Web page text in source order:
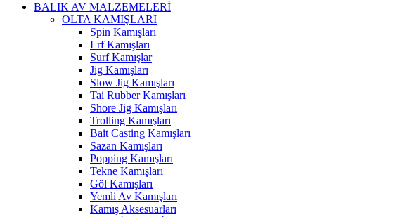
BALIK AV MALZEMELERİ
OLTA KAMIŞLARI
Spin Kamışları
Lrf Kamışları
Surf Kamışlar
Jig Kamışları
Slow Jig Kamışları
Tai Rubber Kamışları
Shore Jig Kamışları
Trolling Kamışları
Bait Casting Kamışları
Sazan Kamışları
Popping Kamışları
Tekne Kamışları
Göl Kamışları
Yemli Av Kamışları
Kamış Aksesuarları